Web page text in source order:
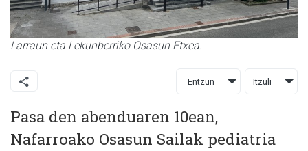
Larraun eta Lekunberriko Osasun Etxea.
Entzun Itzuli
Pasa den abenduaren 10ean,
Nafarroako Osasun Sailak pediatria